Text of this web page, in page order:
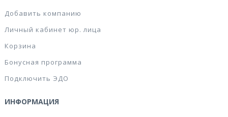
Добавить компанию
Личный кабинет юр. лица
Корзина
Бонусная программа
Подключить ЭДО
ИНФОРМАЦИЯ